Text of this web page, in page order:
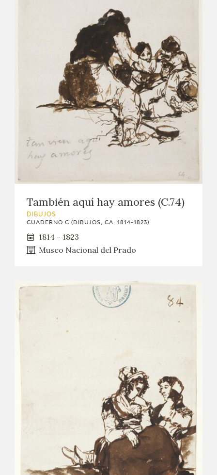
También aquí hay amores (C.74)
DIBUJOS
CUADERNO C (DIBUJOS, CA. 1814-1823)
1814 - 1823
Museo Nacional del Prado